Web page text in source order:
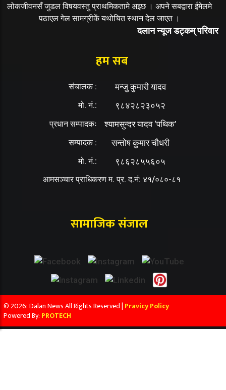
लोकजीवनसँ जुडल विषयवस्तु प्राथमिकतामे अइछ । अपने सबद्वारा ईमेलमे
पठाएल गेल सामग्रीकें यथोचित स्थान देल जाएत ।
दलान न्यूज डट्कम् परिवार
हम सब
संचालक : मन्जु कुमारी यादव
मो. नं.: ९८४२८२३०५२
प्रधान सम्पादकः श्यामसुन्दर यादव ‘पथिक’
सम्पादक : सन्तोष कुमार चौधरी
मो. नं.: ९८६२८५५६०५
आमसञ्चार प्राधिकरण म. प्र. द.नं: ४१/०८०-८१
सामाजिक संजाल
© 2026: Dalan News All Rights Reserved | Pravicy Policy
Powered By: PROTECH